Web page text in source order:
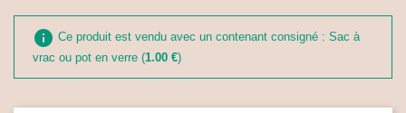
info Ce produit est vendu avec un contenant consigné : Sac à
vrac ou pot en verre (1.00 €)